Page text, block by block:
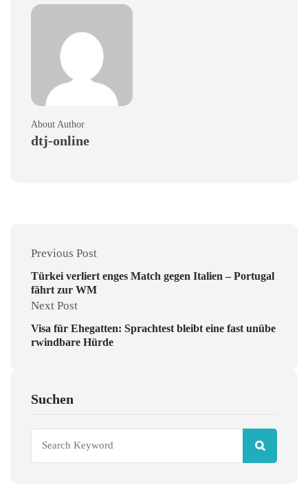
About Author
dtj-online
Previous Post
Türkei verliert enges Match gegen Italien – Portugal
fährt zur WM
Next Post
Visa für Ehegatten: Sprachtest bleibt eine fast unübe
rwindbare Hürde
Suchen